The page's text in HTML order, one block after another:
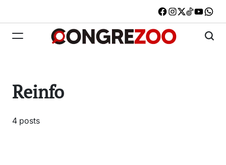
Facebook
Instagram
X TikTok
W
Reinfo
4 posts